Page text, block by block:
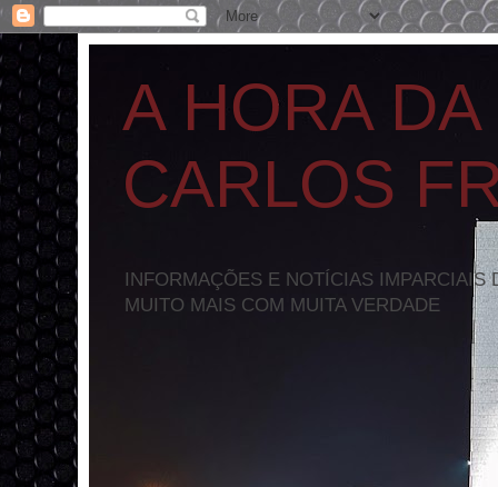
A HORA
CARLOS
INFORMAÇÕES E NOTÍCIAS
MUITO MAIS COM MUITA VERDADE